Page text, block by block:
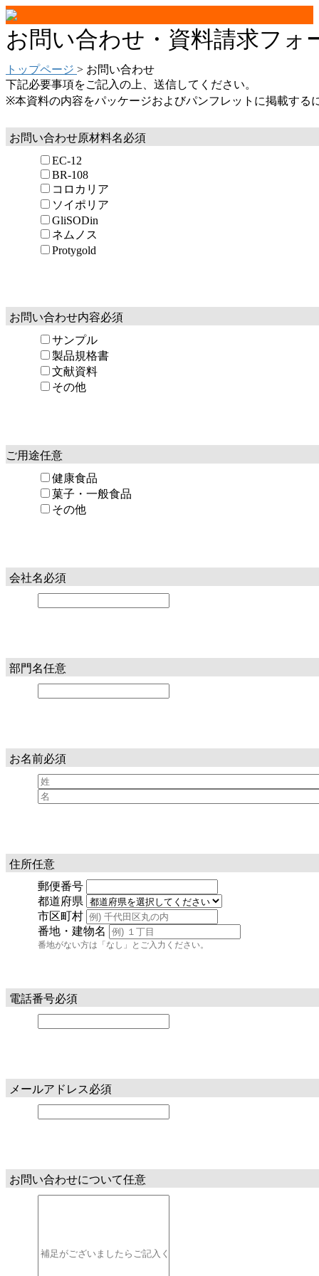
お問い合わせ・資料請求フォ
トップページ > お問い合わせ
下記必要事項をご記入の上、送信してください。
※本資料の内容をパッケージおよびパンフレットに掲載する
お問い合わせ原材料名必須
EC-12
BR-108
コロカリア
ソイポリア
GliSODin
ネムノス
Protygold
お問い合わせ内容必須
サンプル
製品規格書
文献資料
その他
ご用途任意
健康食品
菓子・一般食品
その他
会社名必須
部門名任意
お名前必須
住所任意
郵便番号
都道府県
市区町村
番地・建物名
番地がない方は「なし」とご入力ください。
電話番号必須
メールアドレス必須
お問い合わせについて任意